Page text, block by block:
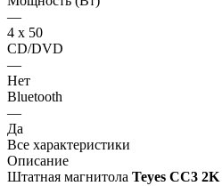
—
4 х 50
CD/DVD
—
Нет
Bluetooth
—
Да
Все характеристики
Описание
Штатная магнитола Teyes СС3 2K